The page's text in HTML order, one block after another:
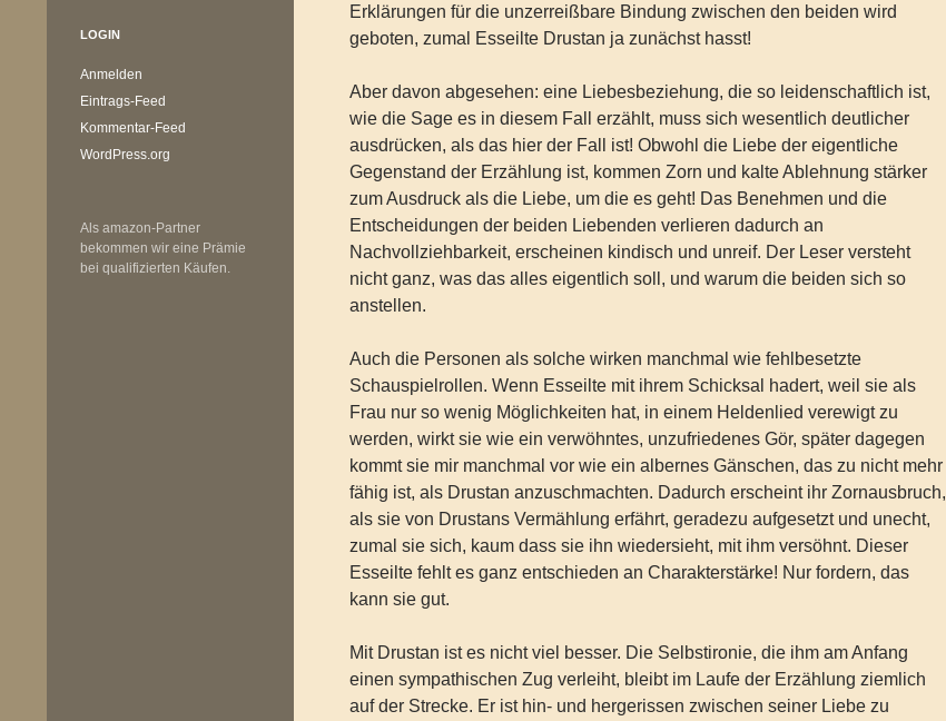
Erklärungen für die unzerreißbare Bindung zwischen den beiden wird
geboten, zumal Esseilte Drustan ja zunächst hasst!
Aber davon abgesehen: eine Liebesbeziehung, die so leidenschaftlich ist,
wie die Sage es in diesem Fall erzählt, muss sich wesentlich deutlicher
ausdrücken, als das hier der Fall ist! Obwohl die Liebe der eigentliche
Gegenstand der Erzählung ist, kommen Zorn und kalte Ablehnung stärker
zum Ausdruck als die Liebe, um die es geht! Das Benehmen und die
Entscheidungen der beiden Liebenden verlieren dadurch an
Nachvollziehbarkeit, erscheinen kindisch und unreif. Der Leser versteht
nicht ganz, was das alles eigentlich soll, und warum die beiden sich so
anstellen.
Auch die Personen als solche wirken manchmal wie fehlbesetzte
Schauspielrollen. Wenn Esseilte mit ihrem Schicksal hadert, weil sie als
Frau nur so wenig Möglichkeiten hat, in einem Heldenlied verewigt zu
werden, wirkt sie wie ein verwöhntes, unzufriedenes Gör, später dagegen
kommt sie mir manchmal vor wie ein albernes Gänschen, das zu nicht mehr
fähig ist, als Drustan anzuschmachten. Dadurch erscheint ihr Zornausbruch,
als sie von Drustans Vermählung erfährt, geradezu aufgesetzt und unecht,
zumal sie sich, kaum dass sie ihn wiedersieht, mit ihm versöhnt. Dieser
Esseilte fehlt es ganz entschieden an Charakterstärke! Nur fordern, das
kann sie gut.
Mit Drustan ist es nicht viel besser. Die Selbstironie, die ihm am Anfang
einen sympathischen Zug verleiht, bleibt im Laufe der Erzählung ziemlich
auf der Strecke. Er ist hin- und hergerissen zwischen seiner Liebe zu
LOGIN
Anmelden
Eintrags-Feed
Kommentar-Feed
WordPress.org
Als amazon-Partner
bekommen wir eine Prämie
bei qualifizierten Käufen.